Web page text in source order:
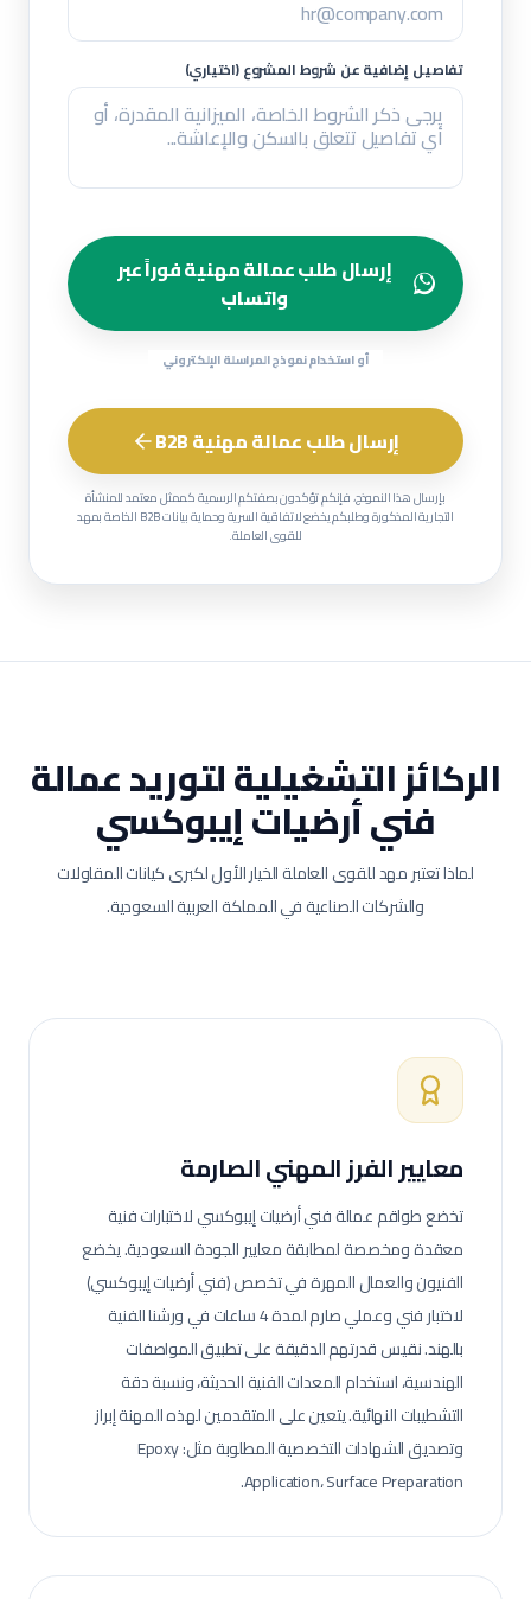
تفاصيل إضافية عن شروط المشروع (اختياري)
إرسال طلب عمالة مهنية فوراً عبر
واتساب
أو استخدام نموذج المراسلة الإلكتروني
إرسال طلب عمالة مهنية B2B
بإرسال هذا النموذج، فإنكم تؤكدون بصفتكم الرسمية كممثل معتمد للمنشأة
التجارية المذكورة وطلبكم يخضع لاتفاقية السرية وحماية بيانات B2B الخاصة بمهد
للقوى العاملة.
الركائز التشغيلية لتوريد عمالة
فني أرضيات إيبوكسي
لماذا تعتبر مهد للقوى العاملة الخيار الأول لكبرى كيانات المقاولات
والشركات الصناعية في المملكة العربية السعودية.
معايير الفرز المهني الصارمة
تخضع طواقم عمالةفني أرضيات إيبوكسيلاختبارات فنية
معقدة ومخصصة لمطابقة معايير الجودة السعودية.يخضع
الفنيون والعمال المهرة في تخصص (فني أرضيات إيبوكسي)
لاختبار فني وعملي صارم لمدة 4 ساعات في ورشنا الفنية
بالهند. نقيس قدرتهم الدقيقة على تطبيق المواصفات
الهندسية، استخدام المعدات الفنية الحديثة، ونسبة دقة
التشطيبات النهائية.يتعين على المتقدمين لهذه المهنة إبراز
وتصديق الشهادات التخصصية المطلوبة مثل: Epoxy
Application، Surface Preparation.